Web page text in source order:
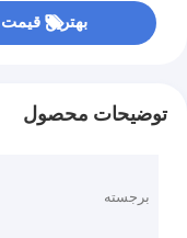
بهترین قیمت
توضیحات محصول
برجسته